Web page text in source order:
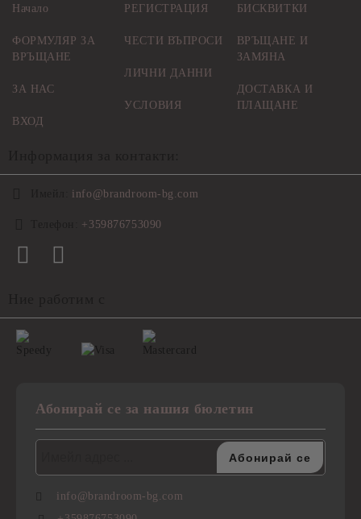
Начало
ФОРМУЛЯР ЗА
ВРЪЩАНЕ
ЗА НАС
ВХОД
РЕГИСТРАЦИЯ
ЧЕСТИ ВЪПРОСИ
ЛИЧНИ ДАННИ
УСЛОВИЯ
БИСКВИТКИ
ВРЪЩАНЕ И
ЗАМЯНА
ДОСТАВКА И
ПЛАЩАНЕ
info@brandroom-bg.com
+359876753090
Абонирай се за нашия бюлетин
info@brandroom-bg.com